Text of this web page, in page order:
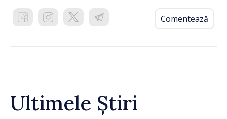
Comentează
Ultimele Știri